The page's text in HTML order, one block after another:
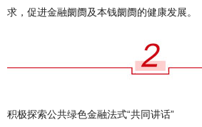
求，促进金融阛阓及本钱阛阓的健康发展。
积极探索公共绿色金融法式“共同讲话”